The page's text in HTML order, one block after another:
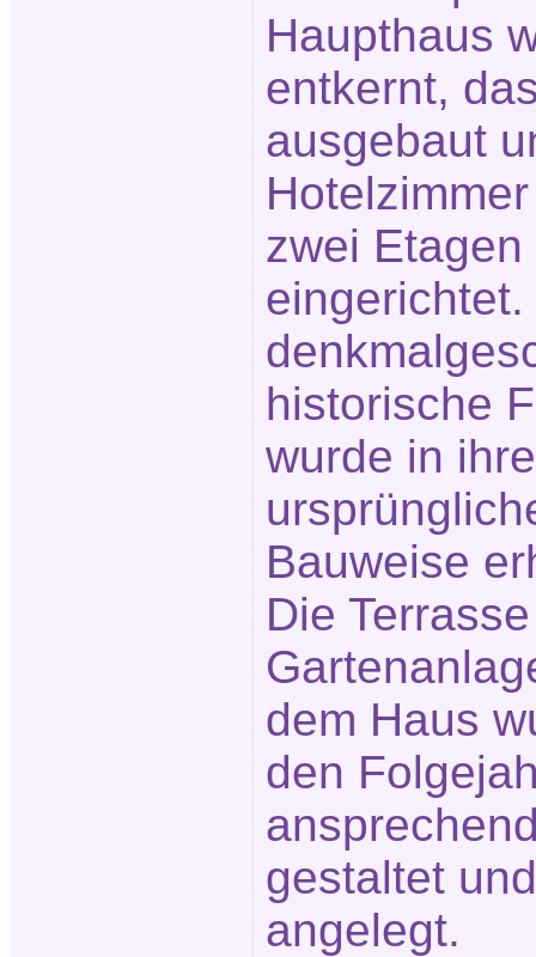
Haupthaus
entkernt,
ausgebaut
zwei Etagen
eingerichtet.
historische
wurde in
Bauweise
Die
dem Haus
den
gestaltet und
angelegt.